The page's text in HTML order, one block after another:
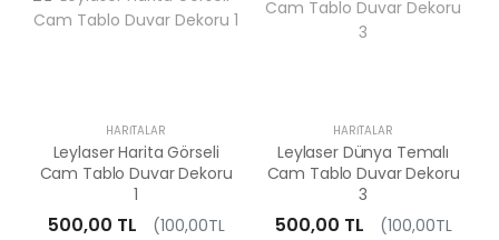
HARITALAR
Leylaser Harita Görseli
Cam Tablo Duvar Dekoru
1
500,00 TL
(100,00TL
HARITALAR
Leylaser Dünya Temalı
Cam Tablo Duvar Dekoru
3
500,00 TL
(100,00TL